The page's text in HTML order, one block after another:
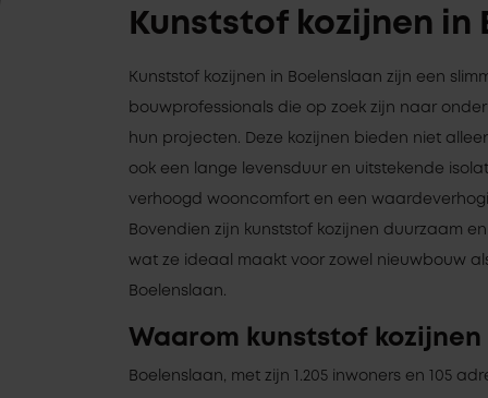
Kunststof kozijnen in
Kunststof kozijnen in Boelenslaan zijn een
bouwprofessionals die op zoek zijn naar
hun projecten. Deze kozijnen bieden niet
ook een lange levensduur en uitstekende
verhoogd wooncomfort en een
Bovendien zijn kunststof kozijnen duurzaam
wat ze ideaal maakt voor zowel nieuwbouw
Boelenslaan.
Waarom kunststof kozijnen
Boelenslaan, met zijn 1.205 inwoners en 105